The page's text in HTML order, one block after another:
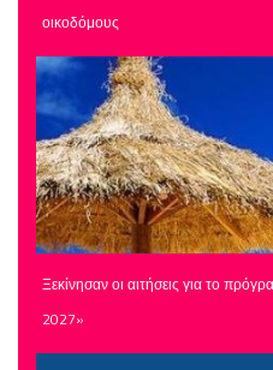
οικοδόμους
Ξεκίνησαν οι αιτήσεις για το
2027»